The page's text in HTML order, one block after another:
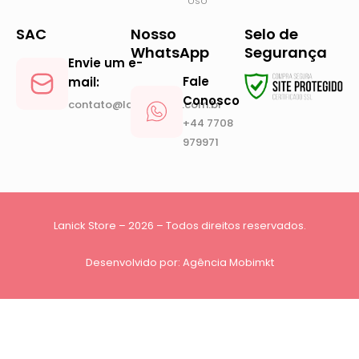
SAC
Envie um e-
mail:
contato@lanickstore.com.br
Nosso
WhatsApp
Fale
Conosco
+44 7708
979971
Selo de
Segurança
Lanick Store – 2026 – Todos direitos reservados.
Desenvolvido por: Agência Mobimkt